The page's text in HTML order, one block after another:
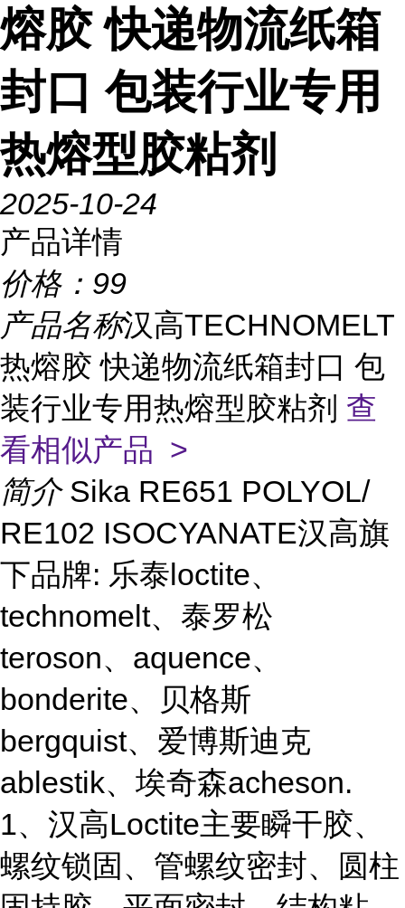
熔胶 快递物流纸箱
封口 包装行业专用
热熔型胶粘剂
2025-10-24
产品详情
价格： 99
产品名称汉高TECHNOMELT
热熔胶 快递物流纸箱封口 包
装行业专用热熔型胶粘剂 查
看相似产品 >
简介 Sika RE651 POLYOL/
RE102 ISOCYANATE汉高旗
下品牌: 乐泰loctite、
technomelt、泰罗松
teroson、aquence、
bonderite、贝格斯
bergquist、爱博斯迪克
ablestik、埃奇森acheson.
1、汉高Loctite主要瞬干胶、
螺纹锁固、管螺纹密封、圆柱